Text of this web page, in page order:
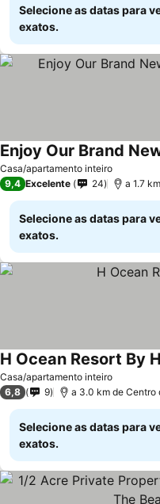
Selecione as datas para
exatos.
Casa/apartamento inteiro
9,4 Excelente 24 a 1.7
Selecione as datas para
exatos.
Casa/apartamento inteiro
H Ocean Resort By
6,8 9 a 3.0 km de Centro
Selecione as datas para
exatos.